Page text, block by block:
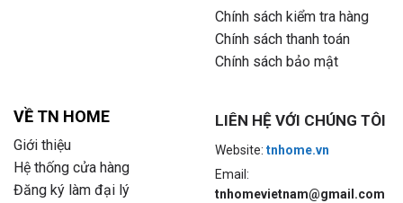
Chính sách kiểm tra hàng
Chính sách thanh toán
Chính sách bảo mật
VỀ TN HOME
Giới thiệu
Hệ thống cửa hàng
Đăng ký làm đại lý
LIÊN HỆ VỚI CHÚNG TÔI
Website: tnhome.vn
Email:
tnhomevietnam@gmail.com